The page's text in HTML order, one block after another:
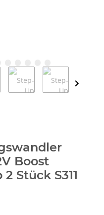
Boost
Stück S311